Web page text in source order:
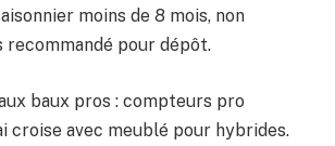
moins de 8 mois, non
recommandé pour dépôt.
baux pros : compteurs pro
croise avec meublé pour hybrides.